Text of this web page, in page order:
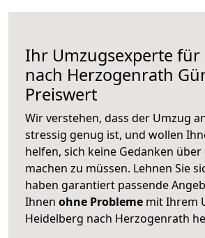
Ihr Umzugsexperte für
nach Herzogenrath
Preiswert
Wir verstehen, dass der Umzug
stressig genug ist, und wollen
helfen, sich keine Gedanken über
machen zu müssen. Lehnen Sie
haben garantiert passende
Ihnen ohne Probleme mit Ihrem
Heidelberg nach Herzogenrath